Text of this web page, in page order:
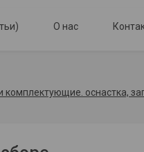
О нас
оснастка,